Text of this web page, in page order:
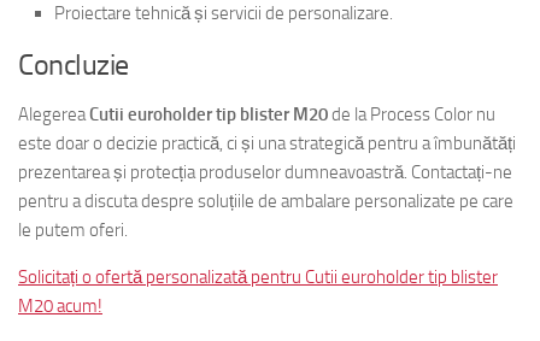
Proiectare tehnică și servicii de personalizare.
Concluzie
AlegereaCutii euroholder tip blister M20de la Process Color nu
este doar o decizie practică, ci și una strategică pentru a îmbunătăți
prezentarea și protecția produselor dumneavoastră. Contactați-ne
pentru a discuta despre soluțiile de ambalare personalizate pe care
le putem oferi.
Solicitați o ofertă personalizată pentru Cutii euroholder tip blister
M20 acum!